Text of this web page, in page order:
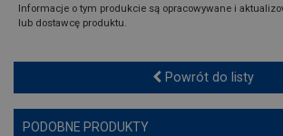
Informacje o tym produkcie są opracowywane i
lub dostawcę produktu.
Powrót do listy
PODOBNE PRODUKTY